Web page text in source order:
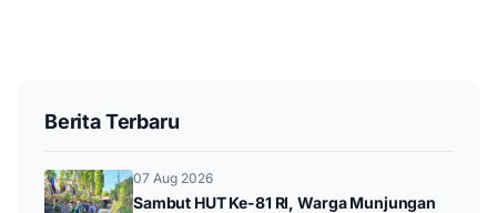
Berita Terbaru
07 Aug 2026
Sambut HUT Ke-81 RI, Warga Munjungan